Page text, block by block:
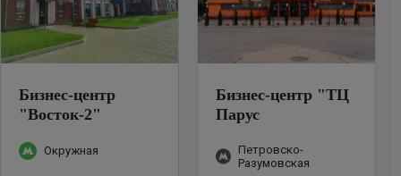
Бизнес-центр
"Восток-2"
Окружная
Бизнес-центр "ТЦ
Парус
проезд 4"
Петровско-
Разумовская